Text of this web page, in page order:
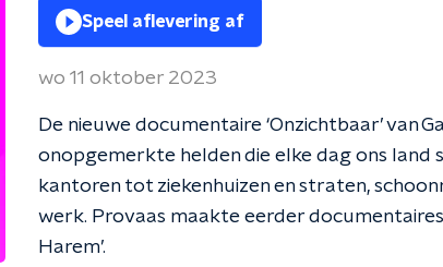
Speel aflevering af
wo 11 oktober 2023
De nieuwe documentaire ‘Onzichtbaar’ van
onopgemerkte helden die elke dag ons land
kantoren tot ziekenhuizen en straten,
werk. Provaas maakte eerder documentaires
Harem’.